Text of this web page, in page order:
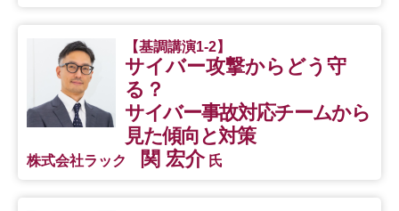
【基調講演1-2】
サイバー攻撃からどう守
る？
サイバー事故対応チームから
見た傾向と対策
株式会社ラック 関 宏介氏